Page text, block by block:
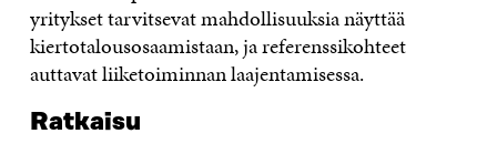
yritykset tarvitsevat mahdollisuuksia näyttää
kiertotalousosaamistaan, ja referenssikohteet
auttavat liiketoiminnan laajentamisessa.
Ratkaisu